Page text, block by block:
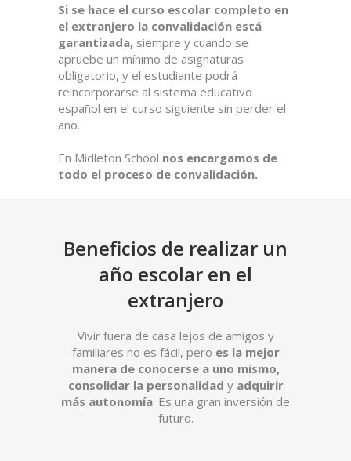
Si se hace el curso escolar completo en
el extranjero la convalidación está
garantizada, siempre y cuando se
apruebe un mínimo de asignaturas
obligatorio, y el estudiante podrá
reincorporarse al sistema educativo
español en el curso siguiente sin perder el
año.
En Midleton School nos encargamos de
todo el proceso de convalidación.
Beneficios de realizar un
año escolar en el
extranjero
Vivir fuera de casa lejos de amigos y
familiares no es fácil, pero es la mejor
manera de conocerse a uno mismo,
consolidar la personalidad y adquirir
más autonomía. Es una gran inversión de
futuro.